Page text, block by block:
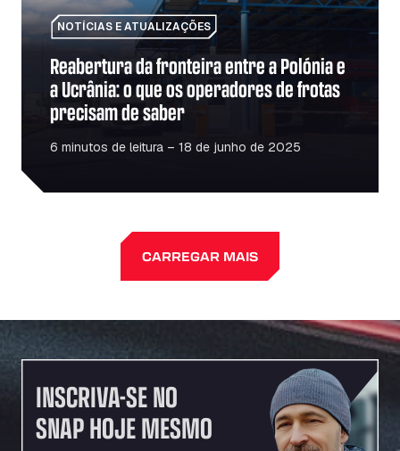
NOTÍCIAS E ATUALIZAÇÕES
Reabertura da fronteira entre a Polónia e
a Ucrânia: o que os operadores de frotas
precisam de saber
6 minutos de leitura – 18 de junho de 2025
CARREGAR MAIS
INSCRIVA-SE NO
SNAP HOJE MESMO